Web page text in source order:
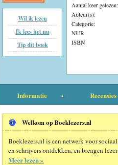
Wil ik lezen
Ik lees het nu
Tip dit boek
Aantal keer gelezen:
Auteur(s):
Categorie:
NUR
ISBN
Informatie Recensies
Welkom op Boeklezers.nl
Boeklezers.nl is een netwerk voor
en schrijvers ontdekken, en brengen
Meer lezen »